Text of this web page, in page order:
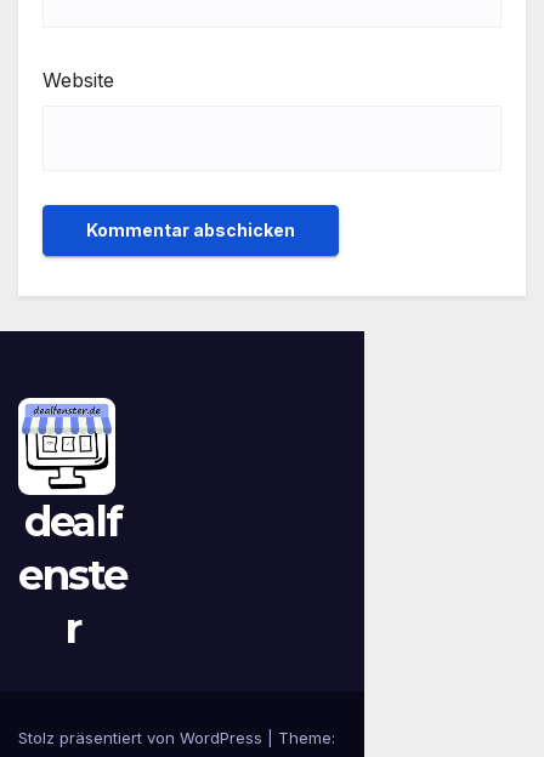
Website
dealf
enste
r
Stolz präsentiert von WordPress Theme: